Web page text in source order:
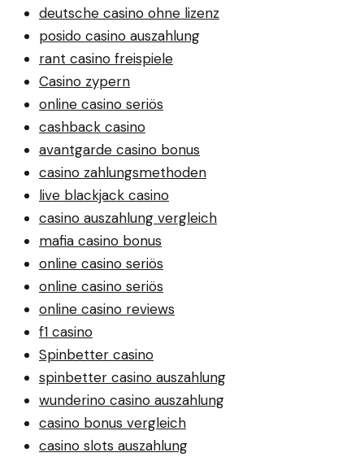
deutsche casino ohne lizenz
posido casino auszahlung
rant casino freispiele
Casino zypern
online casino seriös
cashback casino
avantgarde casino bonus
casino zahlungsmethoden
live blackjack casino
casino auszahlung vergleich
mafia casino bonus
online casino seriös
online casino seriös
online casino reviews
f1 casino
Spinbetter casino
spinbetter casino auszahlung
wunderino casino auszahlung
casino bonus vergleich
casino slots auszahlung